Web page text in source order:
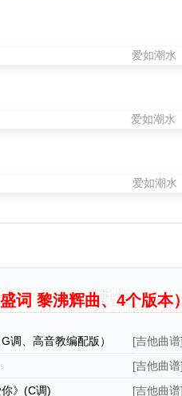
词 黎沸辉曲、4个版本
调、高音教编配版） [吉他曲谱]
[吉他曲谱]
》(C调) [吉他曲谱]